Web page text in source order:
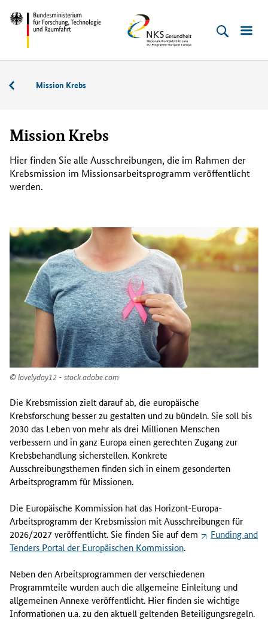
Direkt
zum
Inhalt
(Eingabetaste)
Direkt
zum
Hauptmenu
(Eingabetaste)
Direkt
zur
Suche
(Eingabetaste)
Direkt
zur
Seitenleiste
(Enter)
Direkt
zur
Fußleiste
(Enter)
Bundesministerium
und
NKS
Gesundheit
Aktuelle
Mission Krebs
Mission Krebs
Hier finden Sie alle Ausschreibungen, die im Rahmen der
Krebsmission im Missionsarbeitsprogramm veröffentlicht
werden.
lovelyday12 - stock.adobe.com
Die Krebsmission zielt darauf ab, die europäische
Krebsforschung besser zu gestalten und zu bündeln. Sie soll bis
2030 das Leben von mehr als drei Millionen Menschen
verbessern und in ganz Europa einen gerechten Zugang zur
Krebsbehandlung sicherstellen. Konkrete
Ausschreibungsthemen finden sich in einem gesonderten
Arbeitsprogramm für Missionen.
Die Europäische Kommission hat das Horizont-Europa-
Arbeitsprogramm der Krebsmission mit Ausschreibungen für
2026/2027 veröffentlicht. Sie finden Sie auf dem
Funding and
Tenders Portal der Europäischen Kommission.
Neben den Arbeitsprogrammen der verschiedenen
Programmteile wurden auch die allgemeine Einleitung und
allgemeinen Annexe veröffentlicht. Hier finden sie wichtige
Informationen u.a. zu den aktuell geltenden Beteiligungsregeln.